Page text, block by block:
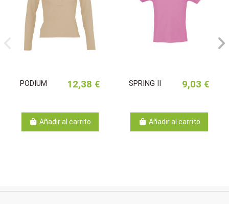
PODIUM 12,38 €
Añadir al carrito
SPRING II 9,03 €
Añadir al carrito